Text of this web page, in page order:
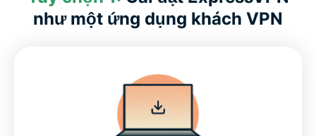
như một ứng dụng khách VPN